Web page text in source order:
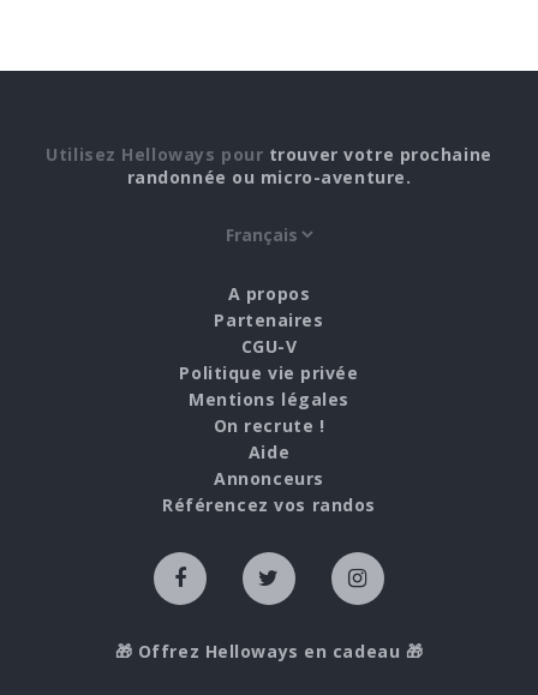
Utilisez Helloways pour trouver votre prochaine
randonnée ou micro-aventure.
A propos
Partenaires
CGU-V
Politique vie privée
Mentions légales
On recrute !
Aide
Annonceurs
Référencez vos randos
🎁 Offrez Helloways en cadeau 🎁